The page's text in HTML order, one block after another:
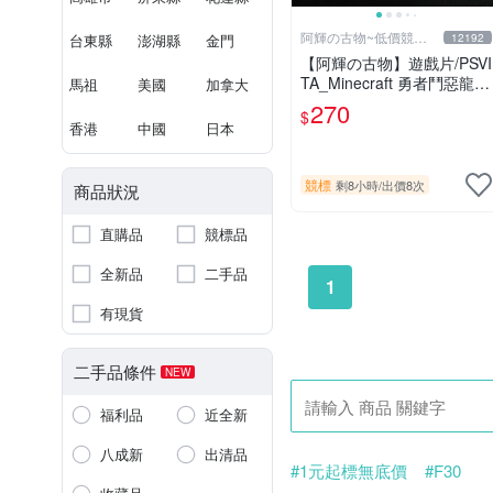
台東縣 澎湖縣 金門
馬祖 美國 加拿大
香港 中國 日本
商品狀況
直購品
競標品
全新品
二手品
有現貨
二手品條件 NEW
福利品
近全新
八成新
出清品
阿輝の古物~低價競標
五六日結標
12192
【阿輝の古物】遊戲片/PSVI
TA_Minecraft 勇者鬥惡龍
殺戮地帶 英雄傳說 槍彈辯
駁 一批合售_刮痕污漬_1元
$270
競標 剩8小時/出價8次
1
#1元起標無底價 #F30